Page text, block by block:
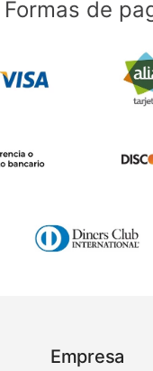
Formas de
Empresa